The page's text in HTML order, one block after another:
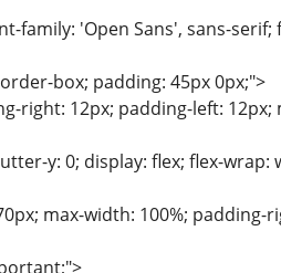
family: 'Open Sans', sans-serif;
box; padding: 45px 0px;">
right: 12px; padding-left:
y: 0; display: flex; flex-wrap:
max-width: 100%; padding-